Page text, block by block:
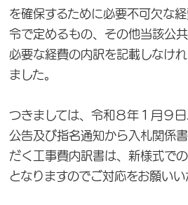
を確保するために必要不可欠な
令で定めるもの、その他当該公
必要な経費の内訳を記載しなけ
ました。
つきましては、令和８年１月９
公告及び指名通知から入札関係
だく工事費内訳書は、新様式で
となりますのでご対応をお願いい